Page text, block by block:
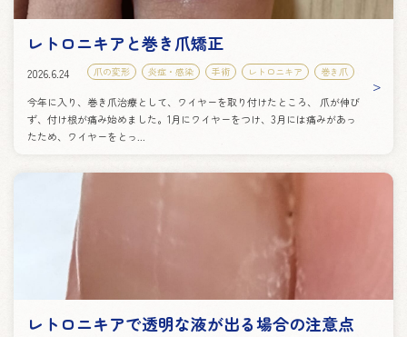
レトロニキアと巻き爪矯正
2026.6.24 爪の変形 炎症・感染 手術 レトロニキア 巻き爪
今年に入り、巻き爪治療として、ワイヤーを取り付けたところ、 爪が伸び
ず、付け根が痛み始めました。1月にワイヤーをつけ、3月には痛みがあっ
たため、ワイヤーをとっ...
レトロニキアで透明な液が出る場合の注意点